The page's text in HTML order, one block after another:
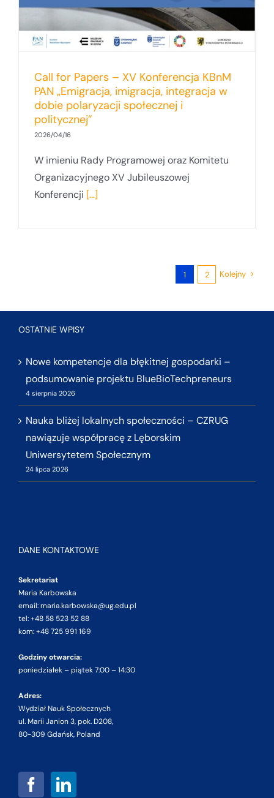
Call for Papers – XV Konferencja KBnM
PAN „Emigracja, imigracja, integracja w
dobie polaryzacji społecznej i
politycznej”
2026/04/16
W imieniu Rady Programowej oraz Komitetu
Organizacyjnego XV Jubileuszowej
Konferencji [...]
1 2 Kolejny
OSTATNIE WPISY
Nowe kompetencje dla błękitnej gospodarki –
podsumowanie projektu BlueBioTechpreneurs
4 sierpnia 2026
Nauka bliżej lokalnych społeczności – CZRUG
nawiązuje współpracę z Lęborskim
Uniwersytetem Społecznym
24 lipca 2026
DANE KONTAKTOWE
Sekretariat
Maria Karbowska
email: maria.karbowska@ug.edu.pl
tel: +48 58 523 52 88
kom: +48 725 991 169
Godziny otwarcia:
poniedziałek – piątek 7:00 – 14:30
Adres:
Wydział Nauk Społecznych
ul. Marii Janion 3, pok. D208,
80-309 Gdańsk, Poland